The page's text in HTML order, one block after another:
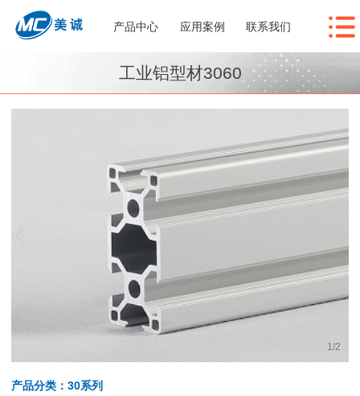
产品中心 应用案例 联系我们
工业铝型材3060
1 /2
产品分类：30系列